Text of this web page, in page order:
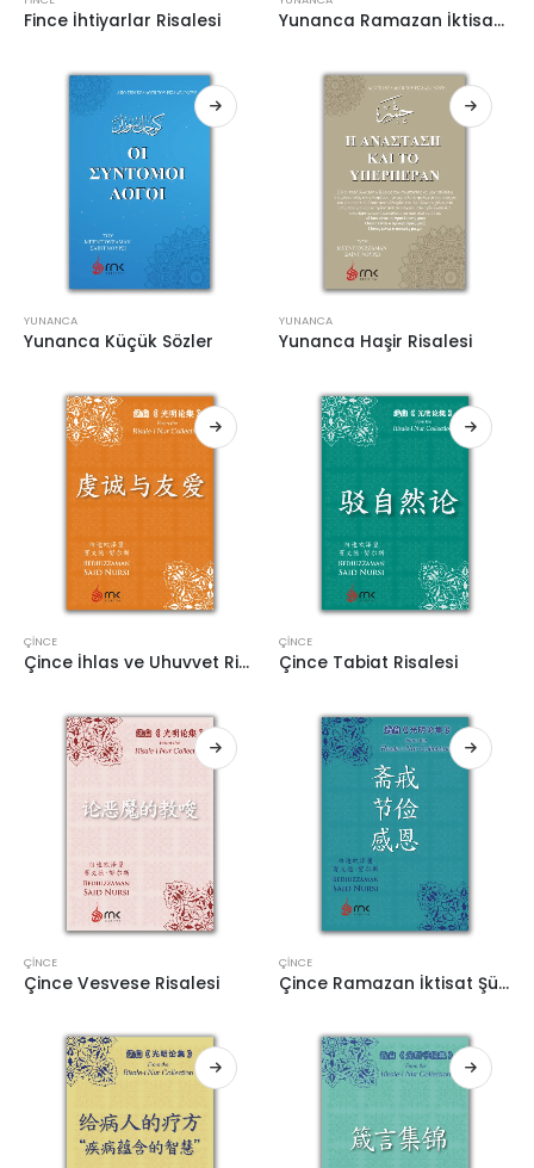
Fince İhtiyarlar Risalesi Yunanca Ramazan İktisat Şükür Risaleleri
YUNANCA
Yunanca Küçük Sözler
YUNANCA
Yunanca Haşir Risalesi
ÇINCE
Çince İhlas ve Uhuvvet Risaleleri
ÇINCE
Çince Tabiat Risalesi
ÇINCE
Çince Vesvese Risalesi
ÇINCE
Çince Ramazan İktisat Şükür Risaleleri